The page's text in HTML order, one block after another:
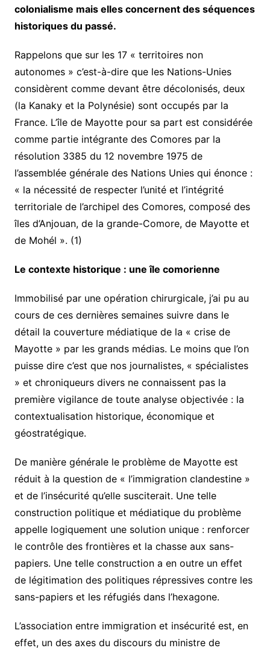
colonialisme mais elles concernent des séquences
historiques du passé.
Rappelons que sur les 17 « territoires non
autonomes » c’est-à-dire que les Nations-Unies
considèrent comme devant être décolonisés, deux
(la Kanaky et la Polynésie) sont occupés par la
France. L’île de Mayotte pour sa part est considérée
comme partie intégrante des Comores par la
résolution 3385 du 12 novembre 1975 de
l’assemblée générale des Nations Unies qui énonce :
« la nécessité de respecter l’unité et l’intégrité
territoriale de l’archipel des Comores, composé des
îles d’Anjouan, de la grande-Comore, de Mayotte et
de Mohél ». (1)
Le contexte historique : une île comorienne
Immobilisé par une opération chirurgicale, j’ai pu au
cours de ces dernières semaines suivre dans le
détail la couverture médiatique de la « crise de
Mayotte » par les grands médias. Le moins que l’on
puisse dire c’est que nos journalistes, « spécialistes
» et chroniqueurs divers ne connaissent pas la
première vigilance de toute analyse objectivée : la
contextualisation historique, économique et
géostratégique.
De manière générale le problème de Mayotte est
réduit à la question de « l’immigration clandestine »
et de l’insécurité qu’elle susciterait. Une telle
construction politique et médiatique du problème
appelle logiquement une solution unique : renforcer
le contrôle des frontières et la chasse aux sans-
papiers. Une telle construction a en outre un effet
de légitimation des politiques répressives contre les
sans-papiers et les réfugiés dans l’hexagone.
L’association entre immigration et insécurité est, en
effet, un des axes du discours du ministre de